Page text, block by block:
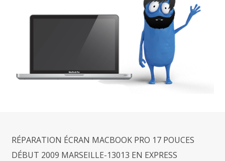
RÉPARATION ÉCRAN MACBOOK PRO 17 POUCES
DÉBUT 2009 MARSEILLE-13013 EN EXPRESS